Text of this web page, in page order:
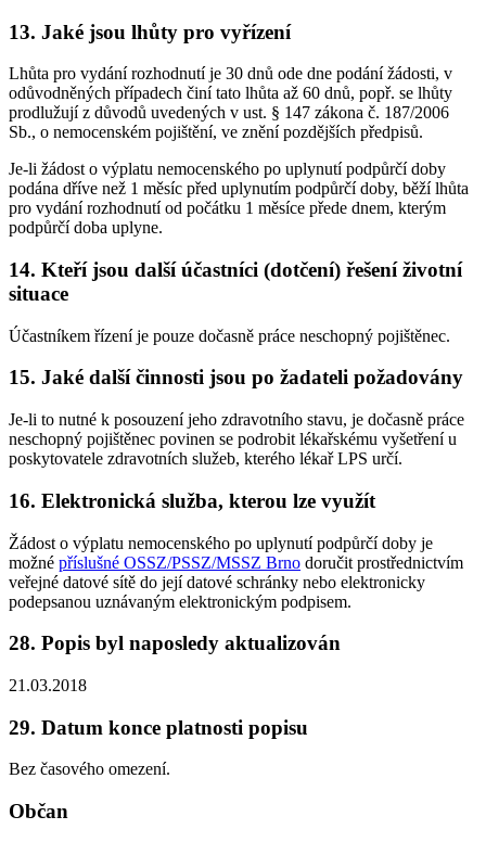
13. Jaké jsou lhůty pro vyřízení
Lhůta pro vydání rozhodnutí je 30 dnů ode dne podání žádosti, v
odůvodněných případech činí tato lhůta až 60 dnů, popř. se lhůty
prodlužují z důvodů uvedených v ust. § 147 zákona č. 187/2006
Sb., o nemocenském pojištění, ve znění pozdějších předpisů.
Je-li žádost o výplatu nemocenského po uplynutí podpůrčí doby
podána dříve než 1 měsíc před uplynutím podpůrčí doby, běží lhůta
pro vydání rozhodnutí od počátku 1 měsíce přede dnem, kterým
podpůrčí doba uplyne.
14. Kteří jsou další účastníci (dotčení) řešení životní
situace
Účastníkem řízení je pouze dočasně práce neschopný pojištěnec.
15. Jaké další činnosti jsou po žadateli požadovány
Je-li to nutné k posouzení jeho zdravotního stavu, je dočasně práce
neschopný pojištěnec povinen se podrobit lékařskému vyšetření u
poskytovatele zdravotních služeb, kterého lékař LPS určí.
16. Elektronická služba, kterou lze využít
Žádost o výplatu nemocenského po uplynutí podpůrčí doby je
možné příslušné OSSZ/PSSZ/MSSZ Brno doručit prostřednictvím
veřejné datové sítě do její datové schránky nebo elektronicky
podepsanou uznávaným elektronickým podpisem.
28. Popis byl naposledy aktualizován
21.03.2018
29. Datum konce platnosti popisu
Bez časového omezení.
Občan